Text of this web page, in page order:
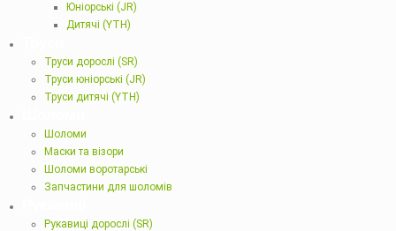
Юніорські (JR)
Дитячі (YTH)
Труси дорослі (SR)
Труси юніорські (JR)
Труси дитячі (YTH)
Шоломи
Маски та візори
Шоломи воротарські
Запчастини для шоломів
Рукавиці дорослі (SR)